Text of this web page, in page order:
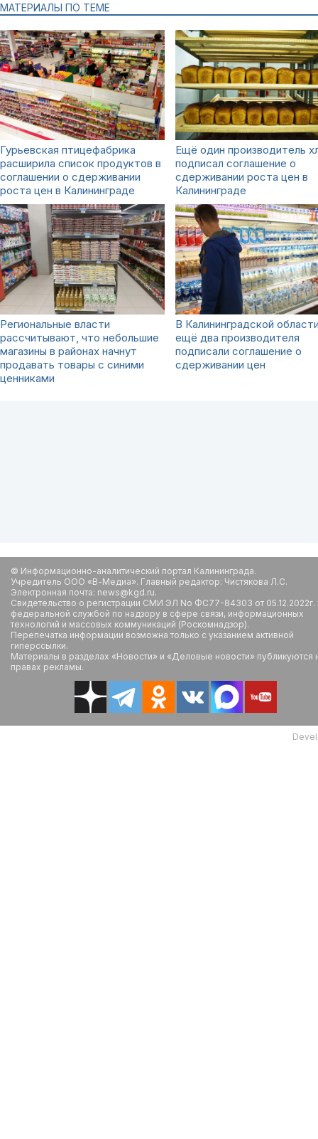
МАТЕРИАЛЫ ПО ТЕМЕ
Гурьевская птицефабрика
расширила список продуктов в
соглашении о сдерживании
роста цен в Калининграде
Ещё один производитель
подписал соглашение о
сдерживании роста цен в
Калининграде
Региональные власти
рассчитывают, что небольшие
магазины в районах начнут
продавать товары с синими
ценниками
В Калининградской
ещё два производителя
подписали соглашение о
сдерживании цен
© Информационно-аналитический портал Калининграда.
Учредитель ООО «В-Медиа». Главный редактор: Чистякова Л.С.
Электронная почта: news@kgd.ru.
Свидетельство о регистрации СМИ ЭЛ No ФС77-84303 от
федеральной службой по надзору в сфере связи, информационных
технологий и массовых коммуникаций (Роскомнадзор).
Перепечатка информации возможна только с указанием активной
гиперссылки.
Материалы в разделах «Новости» и «Деловые новости» публикуются
правах рекламы.